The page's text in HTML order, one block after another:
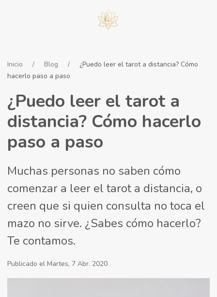
Inicio Blog
¿Puedo leer el tarot a distancia? Cómo
hacerlo paso a paso
¿Puedo leer el tarot a
distancia? Cómo hacerlo
paso a paso
Muchas personas no saben cómo
comenzar a leer el tarot a distancia, o
creen que si quien consulta no toca el
mazo no sirve. ¿Sabes cómo hacerlo?
Te contamos.
Publicado el Martes, 7 Abr. 2020